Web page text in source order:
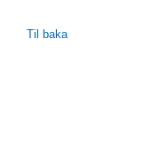
Til baka